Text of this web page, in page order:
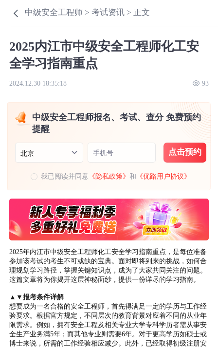
中级安全工程师 >考试资讯 > 正文
2025内江市中级安全工程师化工安
全学习指南重点
2024.12.30 18:35:18 93
中级安全工程师报名、考试、查分 免费预约
提醒
北京 手机号 点击预约
我已阅读并同意 《隐私政策》和 《优路用户协议》
2025年内江市中级安全工程师化工安全学习指南重点，是每位准备
参加该考试的考生不可或缺的宝典。面对即将到来的挑战，如何合
理规划学习路径，掌握关键知识点，成为了大家共同关注的问题。
这篇文章将为你揭开这层神秘面纱，提供一份详尽的学习指南。
▲▼报考条件详解
想要成为一名合格的安全工程师，首先得满足一定的学历与工作经
验要求。根据官方规定，不同层次的教育背景对应着不同的从业年
限需求。例如，拥有安全工程及相关专业大学专科学历者需从事安
全生产业务满5年；而其他专业则需要6年。对于更高学历如硕士或
博士来说，所需的工作经验相应减少。此外，已经取得初级注册安